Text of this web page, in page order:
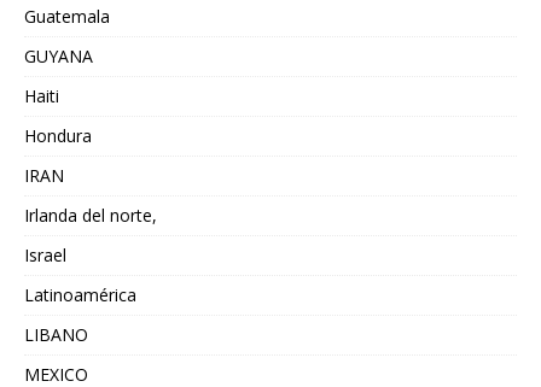
Guatemala
GUYANA
Haiti
Hondura
IRAN
Irlanda del norte,
Israel
Latinoamérica
LIBANO
MEXICO